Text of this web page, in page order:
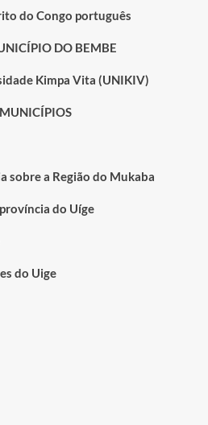
do Congo português
DO BEMBE
Kimpa Vita (UNIKIV)
sobre a Região do Mukaba
do Uíge
do Uige